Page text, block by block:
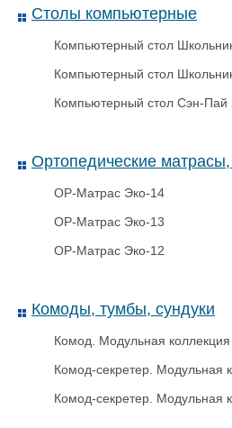
Столы компьютерные
Компьютерный стол
Компьютерный стол
Компьютерный стол Сэн-Пай
Ортопедические
ОР-Матрас Эко-14
ОР-Матрас Эко-13
ОР-Матрас Эко-12
Комоды, тумбы, сундуки
Комод. Модульная
Комод-секретер. Модульная
Комод-секретер. Модульная